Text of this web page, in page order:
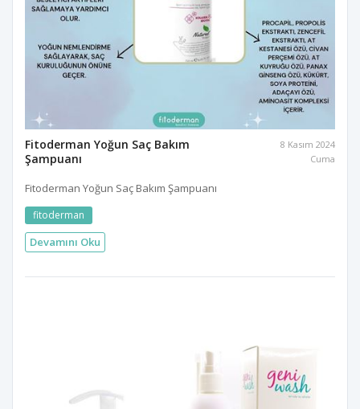
Fitoderman Yoğun Saç Bakım
Şampuanı
8 Kasım 2024
Cuma
Fitoderman Yoğun Saç Bakım Şampuanı
fitoderman
Devamını Oku